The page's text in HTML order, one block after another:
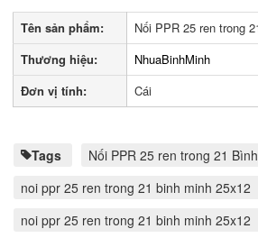
Tên sản phẩm:
Nối PPR 25 ren trong
Thương hiệu:
NhuaBinhMinh
Đơn vị tính:
Cái
Tags
Nối PPR 25 ren trong 21
noi ppr 25 ren trong 21 binh minh 25x12
noi ppr 25 ren trong 21 binh minh 25x12